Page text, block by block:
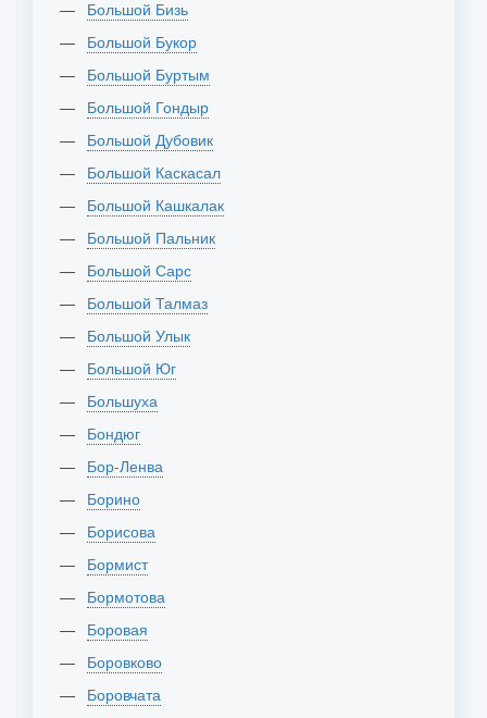
Большой Бизь
Большой Букор
Большой Буртым
Большой Гондыр
Большой Дубовик
Большой Каскасал
Большой Кашкалак
Большой Пальник
Большой Сарс
Большой Талмаз
Большой Улык
Большой Юг
Большуха
Бондюг
Бор-Ленва
Борино
Борисова
Бормист
Бормотова
Боровая
Боровково
Боровчата